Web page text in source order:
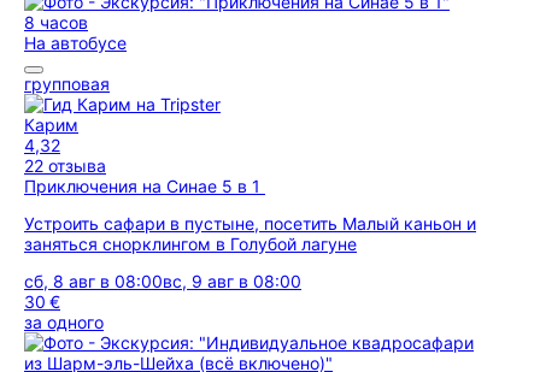
8 часов
На автобусе
групповая
Карим
4,32
22 отзыва
Приключения на Синае 5 в 1
Устроить сафари в пустыне, посетить Малый каньон и
заняться снорклингом в Голубой лагуне
сб, 8 авг в 08:00вс, 9 авг в 08:00
30 €
за одного